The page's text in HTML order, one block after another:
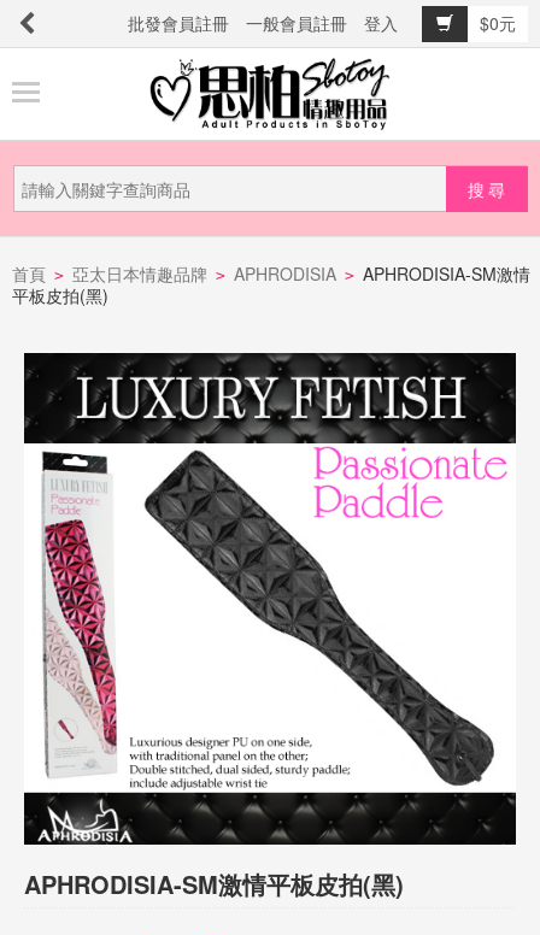
批發會員註冊 一般會員註冊 登入
$0元
品
新
品
上
提
防
說
明
首頁 > 亞太日本情趣品牌 > APHRODISIA > APHRODISIA-SM激情
平板皮拍(黑)
APHRODISIA-SM激情平板皮拍(黑)